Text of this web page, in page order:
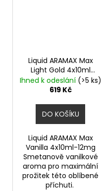
Liquid ARAMAX Max
Light Gold 4x10ml
12mg
Ihned k odeslání (>5 ks)
619 Kč
DO KOŠÍKU
Liquid ARAMAX Max
Vanilla 4x10ml-12mg
Smetanově vanilkové
aroma pro maximální
prožitek této oblíbené
příchuti.